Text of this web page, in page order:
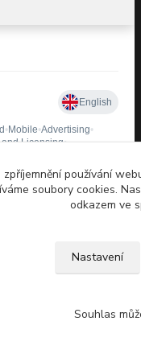
používání
soubory cookies.
odkazem ve
Nastavení
Souhlas